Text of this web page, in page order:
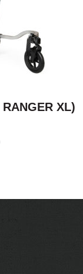
XL)